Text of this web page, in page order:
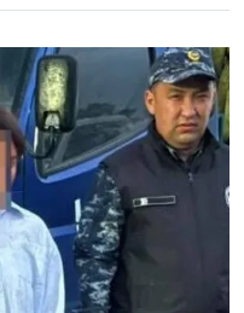
i